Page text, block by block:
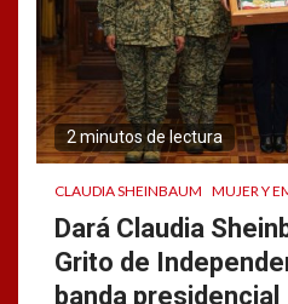
2 minutos de lectura
CLAUDIA SHEINBAUM MUJER Y
Dará Claudia
Grito de
banda presidencial